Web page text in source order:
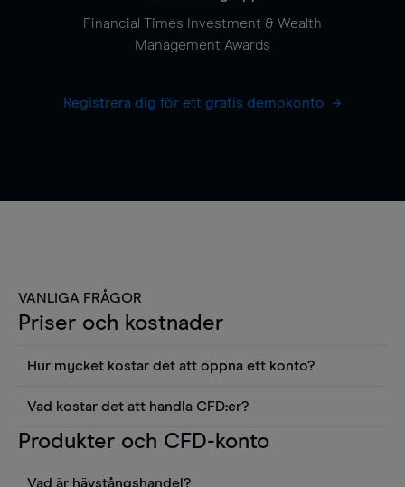
Financial Times Investment & Wealth
Management Awards
Registrera dig för ett gratis demokonto
VANLIGA FRÅGOR
Priser och kostnader
Hur mycket kostar det att öppna ett konto?
använda sådana verktyg som diagram, Reuters
aktierapporter utan kostnad.
Vad kostar det att handla CFD:er?
Det är en rad kostnader att tänka på när man
innehavskostnader (för positioner som hålls öppna
Produkter och CFD-konto
Vad är hävstångshandel?